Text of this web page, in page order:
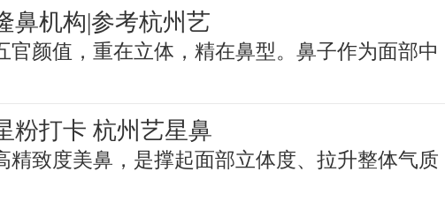
鼻机构|参考杭州艺
官颜值，重在立体，精在鼻型。鼻子作为面部中
粉打卡 杭州艺星鼻
精致度美鼻，是撑起面部立体度、拉升整体气质